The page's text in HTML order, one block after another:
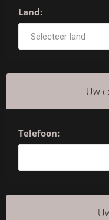
Land:
Uw
Telefoon: